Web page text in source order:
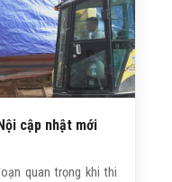
cập nhật mới
quan trọng khi thi